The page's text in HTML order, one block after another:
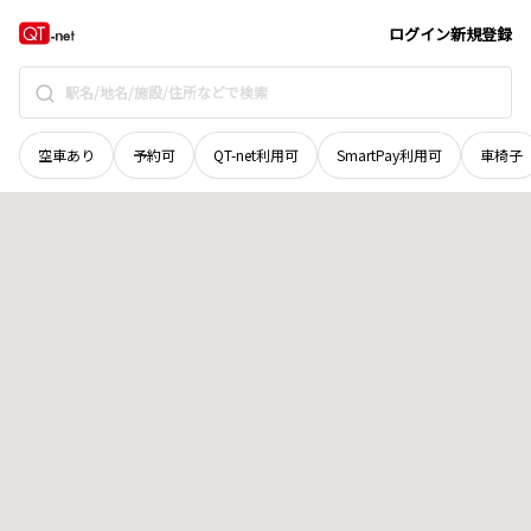
ログイン新規登録
空車あり 予約可 QT-net利用可 SmartPay利用可 車椅子
長野県